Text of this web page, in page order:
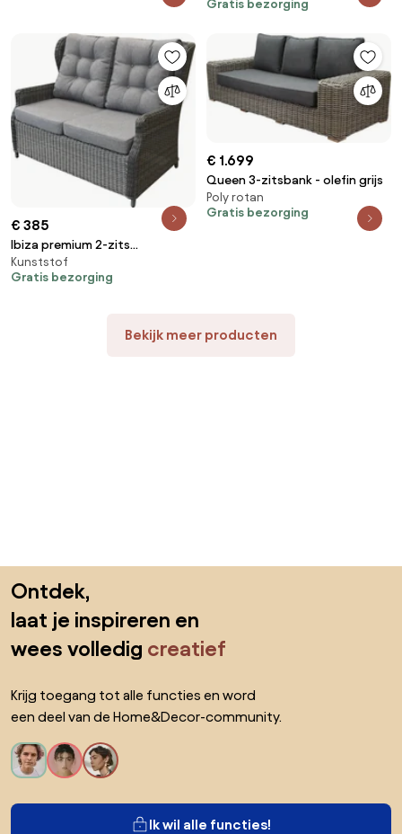
Gratis bezorging
€ 385
Ibiza premium 2-zits
loungebank antraciet wicker
Kunststof
Gratis bezorging
€ 1.699
Queen 3-zitsbank - olefin grijs
Poly rotan
Gratis bezorging
Bekijk meer producten
Ontdek,
laat je inspireren en
wees volledig creatief
Krijg toegang tot alle functies en word
een deel van de Home&Decor-community.
Ik wil alle functies!